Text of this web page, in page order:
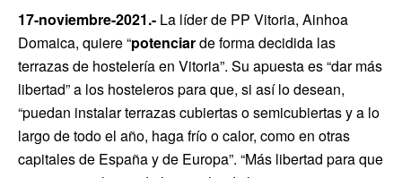
17-noviembre-2021.- La líder de PP Vitoria, Ainhoa
Domaica, quiere “potenciarde forma decidida las
terrazas de hostelería en Vitoria”. Su apuesta es “dar más
libertad” a los hosteleros para que, si así lo desean,
“puedan instalar terrazas cubiertas o semicubiertas y a lo
largo de todo el año, haga frío o calor, como en otras
capitales de España y de Europa”. “Más libertad para que